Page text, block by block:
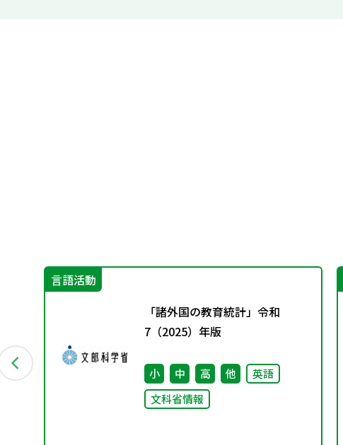
言語活動
「諸外国の教育統計」令和
7（2025）年版
小 中 高 他
英語
文科省情報